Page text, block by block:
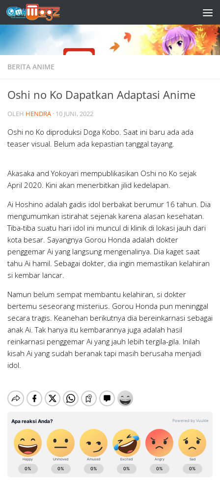
Skip to content
BERITA ANIME
Oshi no Ko Dapatkan Adaptasi Anime
OLEH HENDRA · 10 JUNI, 2022
Oshi no Ko diproduksi Doga Kobo. Saat ini baru ada ada
teaser visual. Belum ada kepastian tanggal tayang.
Akasaka and Yokoyari mempublikasikan Oshi no Ko sejak
April 2020. Kini akan menerbitkan jilid kedelapan.
Ai Hoshino adalah gadis idol berbakat berumur 16 tahun. Dia
mengumumkan istirahat sejenak karena alasan kesehatan.
Tiba-tiba suatu hari idol ini muncul di klinik di lokasi jauh dari
kota besar. Sayangnya Gorou Honda adalah dokter
penggemar Ai yang langsung mengenalinya. Dia kaget saat
tahu Ai hamil. Sebagai dokter, dia ingin memastikan kelahiran
si kembar lancar.
Namun belum sempat membantu kelahiran, si dokter
bertemu seseorang misterius. Gorou Honda pun meninggal
secara tragis. Keanehan berikutnya dia bereinkarnasi sebagai
anak Ai. Tak hanya itu kembarannya juga adalah hasil
reinkarnasi penggemar Ai yang jauh lebih tergila-gila. Inilah
kisah Ai yang sudah beranak tapi masih berusaha menjadi
idol.